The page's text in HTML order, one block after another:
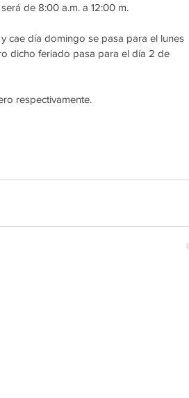
de 8:00 a.m. a 12:00 m.
cae día domingo se pasa para el lunes
dicho feriado pasa para el día 2 de
respectivamente.